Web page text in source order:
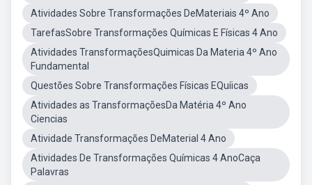
Atividades Sobre Transformações DeMateriais 4º Ano
TarefasSobre Transformações Químicas E Físicas 4 Ano
Atividades TransformaçõesQuimicas Da Materia 4º Ano
Fundamental
Questões Sobre Transformações Físicas EQuíicas
Atividades as TransformaçõesDa Matéria 4º Ano
Ciencias
Atividade Transformações DeMaterial 4 Ano
Atividades De Transformações Químicas 4 AnoCaça
Palavras